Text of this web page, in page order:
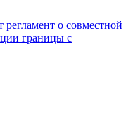
о совместной
границы с